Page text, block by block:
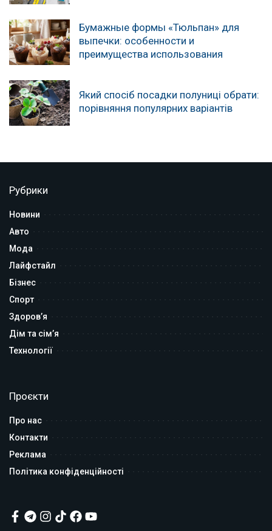
Бумажные формы «Тюльпан» для
выпечки: особенности и
преимущества использования
Який спосіб посадки полуниці обрати:
порівняння популярних варіантів
Рубрики
Новини
Авто
Мода
Лайфстайл
Бізнес
Спорт
Здоров’я
Дім та сім’я
Технології
Проєкти
Про нас
Контакти
Реклама
Політика конфіденційності